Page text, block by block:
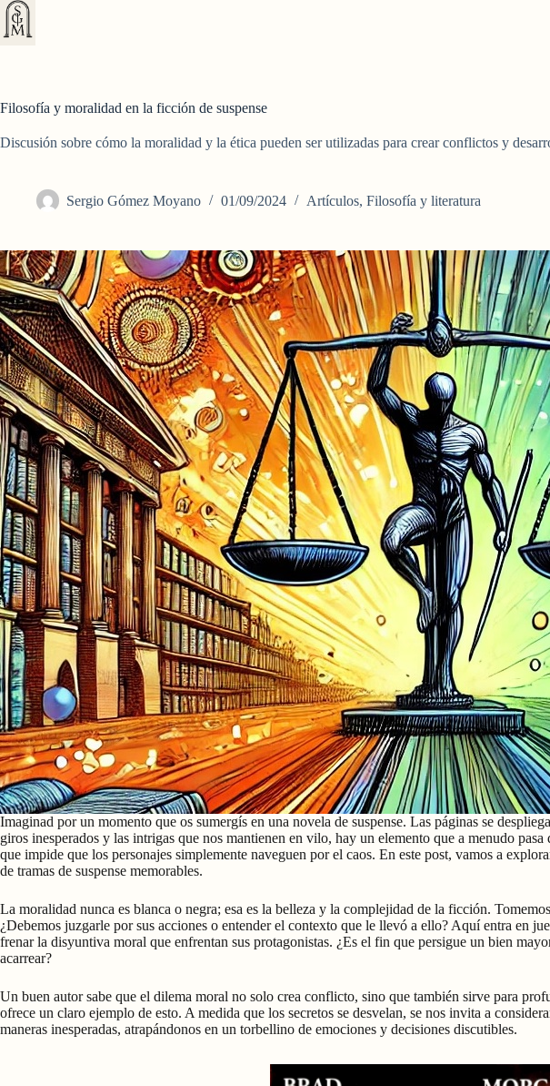
Saltar
contenido
Filosofía y moralidad en la ficción de suspense
Discusión sobre cómo la moralidad y la ética pueden ser utilizadas para crear conflictos y
Sergio Gómez Moyano 01/09/2024 Artículos, Filosofía y literatura
Imaginad por un momento que os sumergís en una novela de suspense. Las páginas se
giros inesperados y las intrigas que nos mantienen en vilo, hay un elemento que a menudo
que impide que los personajes simplemente naveguen por el caos. En este post, vamos a
de tramas de suspense memorables.
La moralidad nunca es blanca o negra; esa es la belleza y la complejidad de la ficción.
¿Debemos juzgarle por sus acciones o entender el contexto que le llevó a ello? Aquí entra en
frenar la disyuntiva moral que enfrentan sus protagonistas. ¿Es el fin que persigue un bien
acarrear?
Un buen autor sabe que el dilema moral no solo crea conflicto, sino que también sirve para
ofrece un claro ejemplo de esto. A medida que los secretos se desvelan, se nos invita a
maneras inesperadas, atrapándonos en un torbellino de emociones y decisiones discutibles.